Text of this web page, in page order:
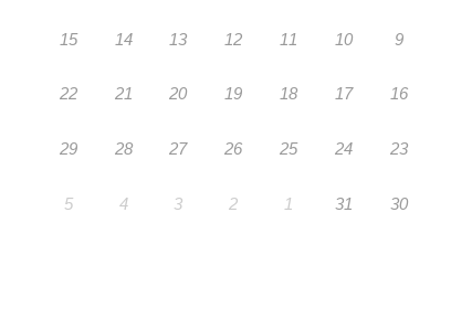
9
10
11
12
13
14
15
16
17
18
19
20
21
22
23
24
25
26
27
28
29
30
31
1
2
3
4
5